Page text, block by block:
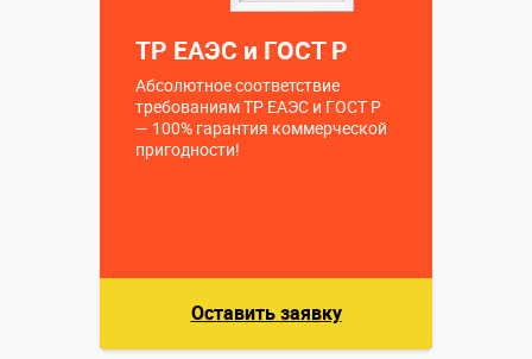
ТР ЕАЭС и ГОСТ Р
Абсолютное соответствие
требованиям ТР ЕАЭС и ГОСТ Р
— 100% гарантия коммерческой
пригодности!
Оставить заявку